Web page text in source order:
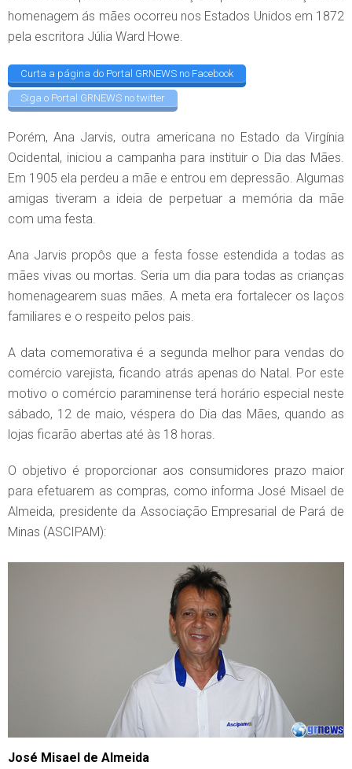
homenagem ás mães ocorreu nos Estados Unidos em 1872
pela escritora Júlia Ward Howe.
Curta a página do Portal GRNEWS no Facebook
Siga o Portal GRNEWS no twitter
Porém, Ana Jarvis, outra americana no Estado da Virgínia
Ocidental, iniciou a campanha para instituir o Dia das Mães.
Em 1905 ela perdeu a mãe e entrou em depressão. Algumas
amigas tiveram a ideia de perpetuar a memória da mãe
com uma festa.
Ana Jarvis propôs que a festa fosse estendida a todas as
mães vivas ou mortas. Seria um dia para todas as crianças
homenagearem suas mães. A meta era fortalecer os laços
familiares e o respeito pelos pais.
A data comemorativa é a segunda melhor para vendas do
comércio varejista, ficando atrás apenas do Natal. Por este
motivo o comércio paraminense terá horário especial neste
sábado, 12 de maio, véspera do Dia das Mães, quando as
lojas ficarão abertas até às 18 horas.
O objetivo é proporcionar aos consumidores prazo maior
para efetuarem as compras, como informa José Misael de
Almeida, presidente da Associação Empresarial de Pará de
Minas (ASCIPAM):
José Misael de Almeida